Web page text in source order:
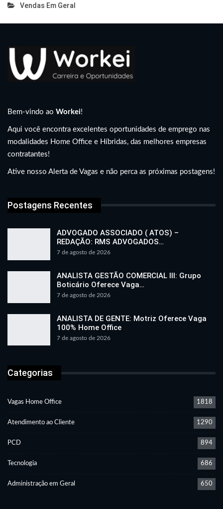
Vendas Em Geral
Bem-vindo ao Workei!
Aqui você encontra excelentes oportunidades de emprego nas
modalidades Home Office e Híbridas, das melhores empresas
contratantes!
Ative nosso Alerta de Vagas e não perca as próximas postagens!
Postagens Recentes
ADVOGADO ASSOCIADO ( ATOS) –
REDAÇÃO: RMS ADVOGADOS…
7 de agosto de 2026
ANALISTA GESTÃO COMERCIAL III: Grupo
Boticário Oferece Vaga…
7 de agosto de 2026
ANALISTA DE GENTE: Motriz Oferece Vaga
100% Home Office
7 de agosto de 2026
Categorias
Vagas Home Office 1818
Atendimento ao Cliente 1290
PCD 894
Tecnologia 686
Administração em Geral 650